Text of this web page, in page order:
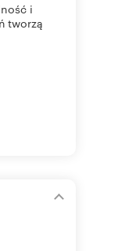
i
tworzą